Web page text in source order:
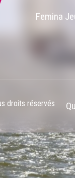
Femina
droits réservés